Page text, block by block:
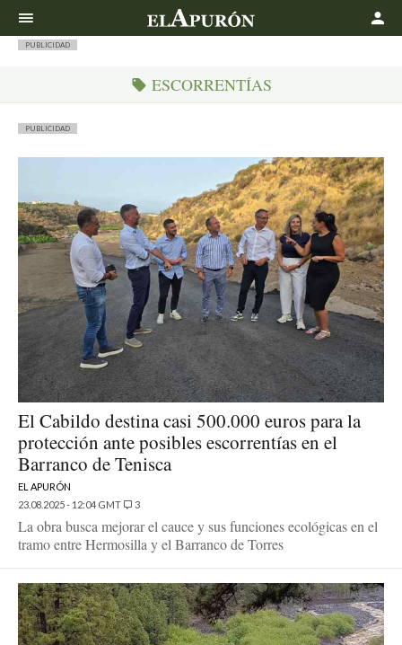
PUBLICIDAD
ESCORRENTÍAS
PUBLICIDAD
El Cabildo destina casi 500.000 euros para la
protección ante posibles escorrentías en el
Barranco de Tenisca
EL APURÓN
23.08.2025 - 12:04 GMT
3
La obra busca mejorar el cauce y sus funciones ecológicas en el
tramo entre Hermosilla y el Barranco de Torres